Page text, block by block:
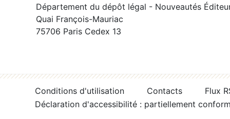
Département du dépôt légal - Nouveautés
Quai François-Mauriac
75706 Paris Cedex 13
Conditions d'utilisation Contacts
Flux
Déclaration d'accessibilité : partiellement